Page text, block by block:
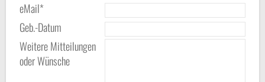
eMail*
Geb.-Datum
Weitere Mitteilungen
oder Wünsche